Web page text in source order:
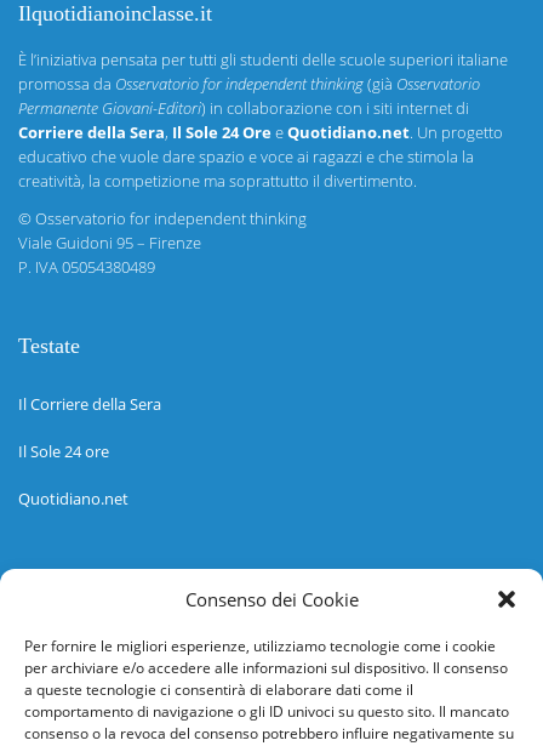
Consenso dei Cookie
Per fornire le migliori esperienze, utilizziamo tecnologie come i cookie
per archiviare e/o accedere alle informazioni sul dispositivo. Il consenso
a queste tecnologie ci consentirà di elaborare dati come il
comportamento di navigazione o gli ID univoci su questo sito. Il mancato
consenso o la revoca del consenso potrebbero influire negativamente su
Ilquotidianoinclasse.it
È l’iniziativa pensata per tutti gli studenti delle scuole superiori italiane
promossa da Osservatorio for independent thinking(già Osservatorio
Permanente Giovani-Editori) in collaborazione con i siti internet di
Corriere della Sera, Il Sole 24 OreeQuotidiano.net. Un progetto
educativo che vuole dare spazio e voce ai ragazzi e che stimola la
creatività, la competizione ma soprattutto il divertimento.
©Osservatorio for independent thinking
Viale Guidoni 95 – Firenze
P. IVA 05054380489
Testate
Il Corriere della Sera
Il Sole 24 ore
Quotidiano.net
Informazioni
Help desk
Guida rapida